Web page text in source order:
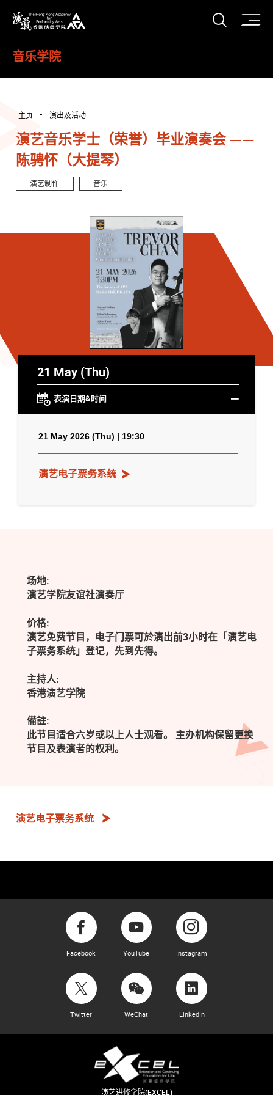
打开
音乐学院
主页 演出及活动
演艺音乐学士（荣誉）毕业演奏会 ——
陈骋怀（大提琴）
演艺制作 音乐
21 May (Thu)
表演日期&时间
21 May 2026 (Thu) | 19:30
演艺电子票务系统
场地:
演艺学院友谊社演奏厅
价格:
演艺免费节目，电子门票可於演出前3小时在「演艺电
子票务系统」登记，先到先得。
主持人:
香港演艺学院
備註:
此节目适合六岁或以上人士观看。 主办机构保留更换
节目及表演者的权利。
演艺电子票务系统
Facebook YouTube Instagram
Twitter WeChat LinkedIn
演艺进修学院(EXCEL)